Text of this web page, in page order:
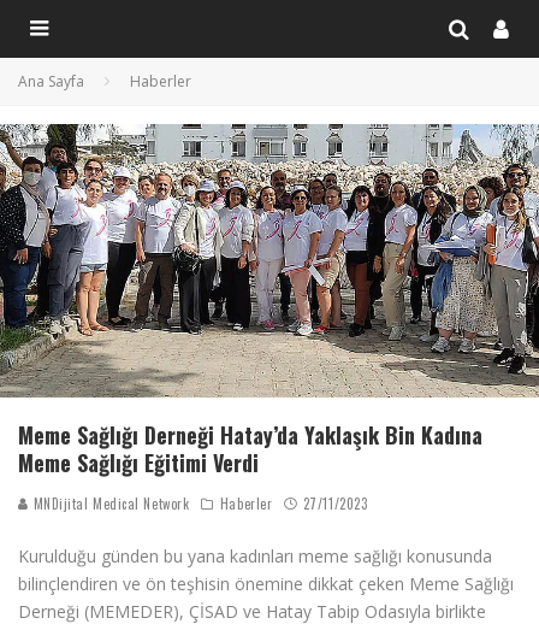
Ana Sayfa Haberler
Meme Sağlığı Derneği Hatay’da Yaklaşık Bin Kadına
Meme Sağlığı Eğitimi Verdi
MNDijital Medical Network Haberler 27/11/2023
Kurulduğu günden bu yana kadınları meme sağlığı konusunda
bilinçlendiren ve ön teşhisin önemine dikkat çeken Meme Sağlığı
Derneği (MEMEDER), ÇİSAD ve Hatay Tabip Odasıyla birlikte